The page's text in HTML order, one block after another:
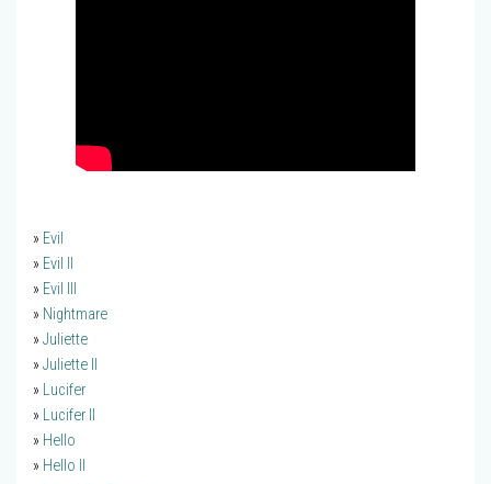
» Evil
» Evil II
» Evil III
» Nightmare
» Juliette
» Juliette II
» Lucifer
» Lucifer II
» Hello
» Hello II